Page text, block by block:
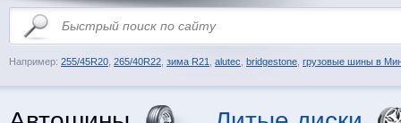
Например: 255/45R20 265/40R22 зима R21 alutec bridgestone грузовые шины в